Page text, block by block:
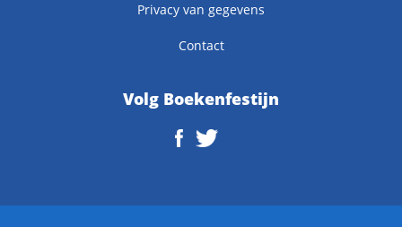
Privacy van gegevens
Contact
Volg Boekenfestijn